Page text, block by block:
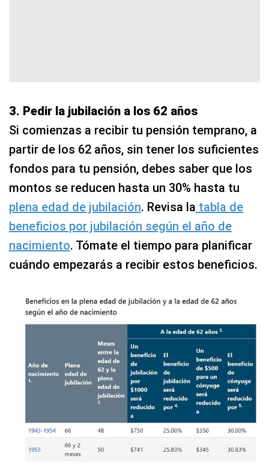
3. Pedir la jubilación a los 62 años
Si comienzas a recibir tu pensión temprano, a
partir de los 62 años, sin tener los suficientes
fondos para tu pensión, debes saber que los
montos se reducen hasta un 30% hasta tu
plena edad de jubilación. Revisa la tabla de
beneficios por jubilación según el año de
nacimiento. Tómate el tiempo para planificar
cuándo empezarás a recibir estos beneficios.